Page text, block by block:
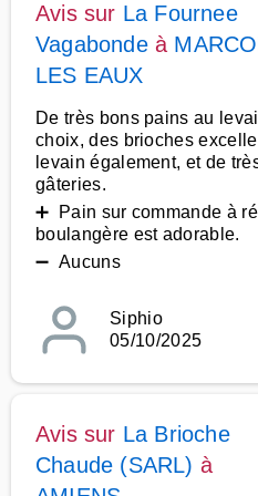
Avis sur La Fournee
Vagabondeà
LES EAUX
De très bons pains au
choix, des brioches
levain également, et de
gâteries.
➕ Pain sur commande à
boulangère est adorable.
➖ Aucuns
Siphio
05/10/2025
Avis sur La Brioche
Chaude (SARL) à